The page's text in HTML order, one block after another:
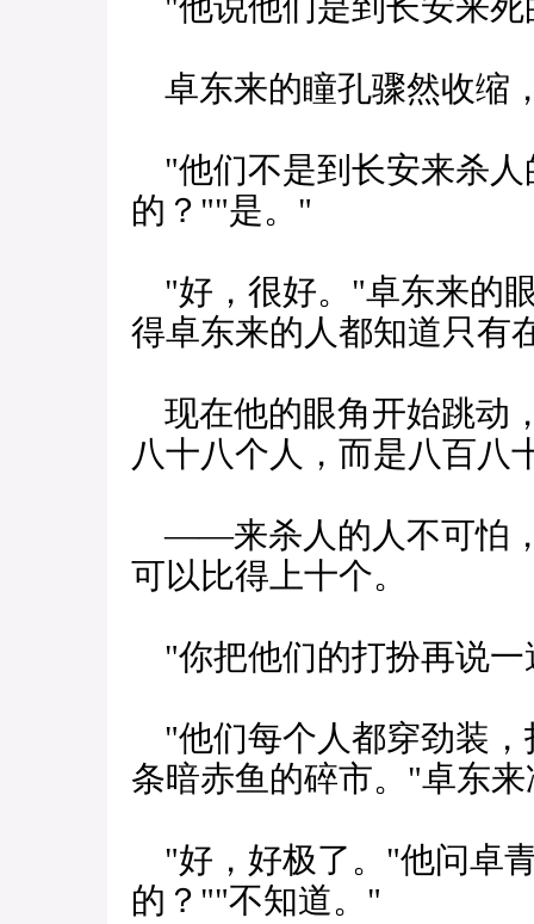
卓东来的瞳孔骤然收缩
"他们不是到长安来杀人
的？""是。"
"好，很好。"卓东来的
得卓东来的人都知道只有
现在他的眼角开始跳动
八十八个人，而是八百八
——来杀人的人不可怕
可以比得上十个。
"你把他们的打扮再说一
"他们每个人都穿劲装，
条暗赤鱼的碎市。"卓东
"好，好极了。"他问卓
的？""不知道。"